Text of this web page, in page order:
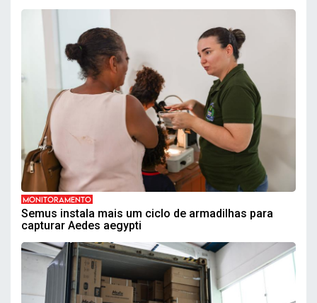
MONITORAMENTO
Semus instala mais um ciclo de armadilhas para
capturar Aedes aegypti